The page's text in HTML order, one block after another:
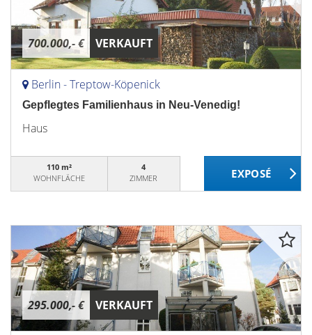
700.000,- € VERKAUFT
Berlin - Treptow-Köpenick
Gepflegtes Familienhaus in Neu-Venedig!
Haus
110 m²
WOHNFLÄCHE
4
ZIMMER
295.000,- € VERKAUFT